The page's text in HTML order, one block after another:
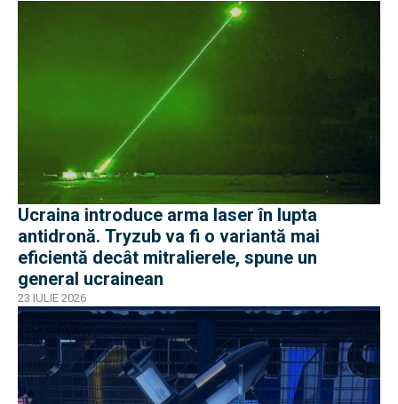
Ucraina introduce arma laser în lupta
antidronă. Tryzub va fi o variantă mai
eficientă decât mitralierele, spune un
general ucrainean
23 IULIE 2026